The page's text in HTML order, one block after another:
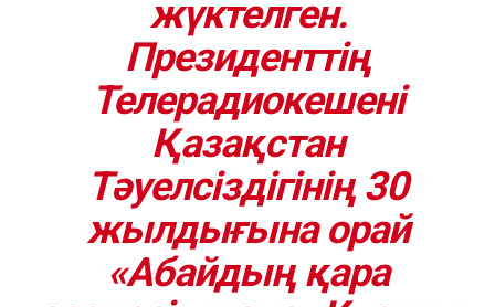
жүктелген.
Президенттің
Телерадиокешені
Қазақстан
Тәуелсіздігінің 30
жылдығына орай
«Абайдың қара